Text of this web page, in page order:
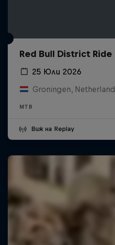
Red Bull District Ride
25 Юли 2026
Groningen,
MTB
Виж на Replay